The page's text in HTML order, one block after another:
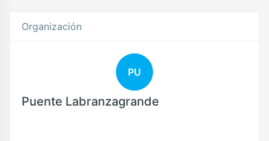
Organización
PU
Puente Labranzagrande